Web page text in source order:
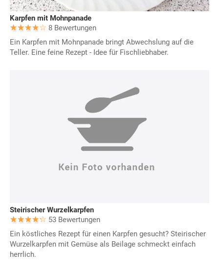
Karpfen mit Mohnpanade
8 Bewertungen
Ein Karpfen mit Mohnpanade bringt Abwechslung auf die
Teller. Eine feine Rezept - Idee für Fischliebhaber.
Steirischer Wurzelkarpfen
53 Bewertungen
Ein köstliches Rezept für einen Karpfen gesucht? Steirischer
Wurzelkarpfen mit Gemüse als Beilage schmeckt einfach
herrlich.